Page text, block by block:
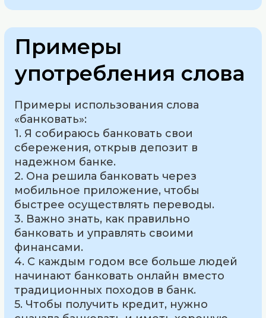
Примеры
употребления слова
Примеры использования слова
«банковать»:
1. Я собираюсь банковать свои
сбережения, открыв депозит в
надежном банке.
2. Она решила банковать через
мобильное приложение, чтобы
быстрее осуществлять переводы.
3. Важно знать, как правильно
банковать и управлять своими
финансами.
4. С каждым годом все больше людей
начинают банковать онлайн вместо
традиционных походов в банк.
5. Чтобы получить кредит, нужно